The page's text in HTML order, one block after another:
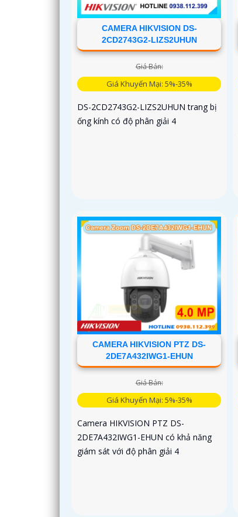
CAMERA HIKVISION DS-
2CD2743G2-LIZS2UHUN
Giá Bán:
Giá Khuyến Mại: 5%-35%
DS-2CD2743G2-LIZS2UHUN trang bị
ống kính có độ phân giải 4
CAMERA HIKVISION PTZ DS-
2DE7A432IWG1-EHUN
Giá Bán:
Giá Khuyến Mại: 5%-35%
Camera HIKVISION PTZ DS-
2DE7A432IWG1-EHUN có khả năng
giám sát với độ phân giải 4